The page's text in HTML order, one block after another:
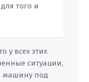
того и
у всех этих
ситуации,
машину под